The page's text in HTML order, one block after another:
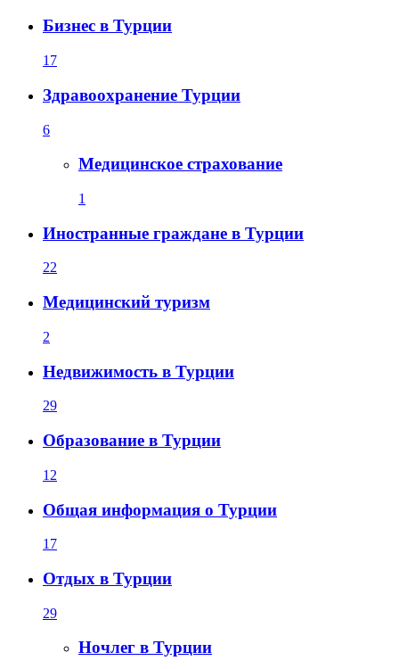
Бизнес в Турции
17
Здравоохранение Турции
6
Медицинское страхование
1
Иностранные граждане в Турции
22
Медицинский туризм
2
Недвижимость в Турции
29
Образование в Турции
12
Общая информация о Турции
17
Отдых в Турции
29
Ночлег в Турции